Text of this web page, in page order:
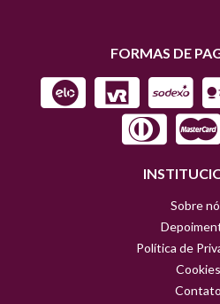
FORMAS DE
Sobre
Política de
Cookies
Contato